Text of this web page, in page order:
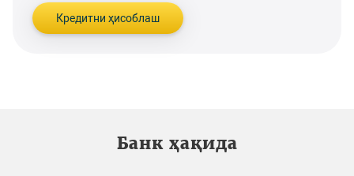
Кредитни ҳисоблаш
Банк ҳақида